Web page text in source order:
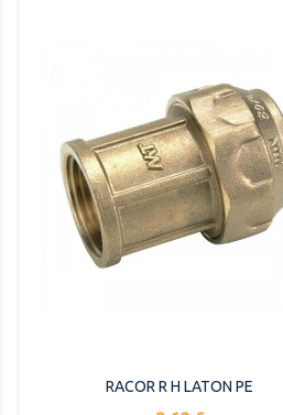
RACOR R H LATON PE